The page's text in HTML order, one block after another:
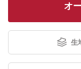
オ
生